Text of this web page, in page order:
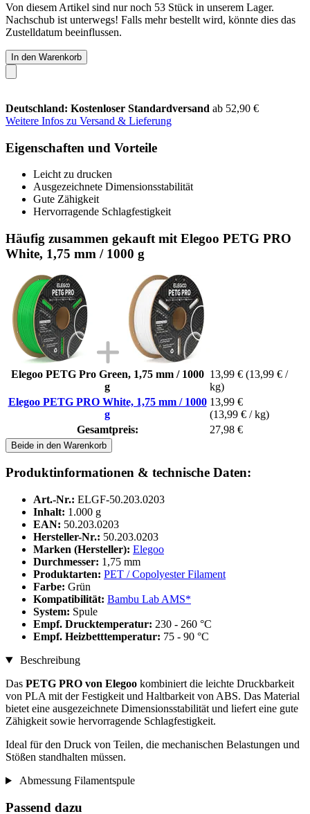
Von diesem Artikel sind nur noch 53 Stück in unserem Lager.
Nachschub ist unterwegs! Falls mehr bestellt wird, könnte dies das
Zustelldatum beeinflussen.
In den Warenkorb
Deutschland: Kostenloser Standardversand ab 52,90 €
Weitere Infos zu Versand & Lieferung
Eigenschaften und Vorteile
Leicht zu drucken
Ausgezeichnete Dimensionsstabilität
Gute Zähigkeit
Hervorragende Schlagfestigkeit
Häufig zusammen gekauft mit Elegoo PETG PRO
White, 1,75 mm / 1000 g
Elegoo PETG Pro Green, 1,75 mm / 1000
g
13,99 € (13,99 € /
kg)
Elegoo PETG PRO White, 1,75 mm / 1000
g
13,99 €
(13,99 € / kg)
Gesamtpreis:
27,98 €
Beide in den Warenkorb
Produktinformationen & technische Daten:
Art.-Nr.: ELGF-50.203.0203
Inhalt: 1.000 g
EAN: 50.203.0203
Hersteller-Nr.: 50.203.0203
Marken (Hersteller): Elegoo
Durchmesser: 1,75 mm
Produktarten: PET / Copolyester Filament
Farbe: Grün
Kompatibilität: Bambu Lab AMS*
System: Spule
Empf. Drucktemperatur: 230 - 260 °C
Empf. Heizbetttemperatur: 75 - 90 °C
Beschreibung
Das PETG PRO von Elegoo kombiniert die leichte Druckbarkeit
von PLA mit der Festigkeit und Haltbarkeit von ABS. Das Material
bietet eine ausgezeichnete Dimensionsstabilität und liefert eine gute
Zähigkeit sowie hervorragende Schlagfestigkeit.
Ideal für den Druck von Teilen, die mechanischen Belastungen und
Stößen standhalten müssen.
Abmessung Filamentspule
Passend dazu